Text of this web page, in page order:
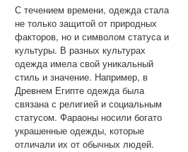
С течением времени, одежда стала
не только защитой от природных
факторов, но и символом статуса и
культуры. В разных культурах
одежда имела свой уникальный
стиль и значение. Например, в
Древнем Египте одежда была
связана с религией и социальным
статусом. Фараоны носили богато
украшенные одежды, которые
отличали их от обычных людей.